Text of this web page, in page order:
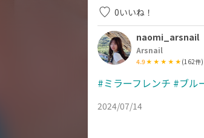
0いいね！
naomi_arsnail
Arsnail
4.9 (162件)
#ミラーフレンチ #ブル
2024/07/14